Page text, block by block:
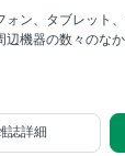
ォン、タブレット
辺機器の数々のな
誌詳細